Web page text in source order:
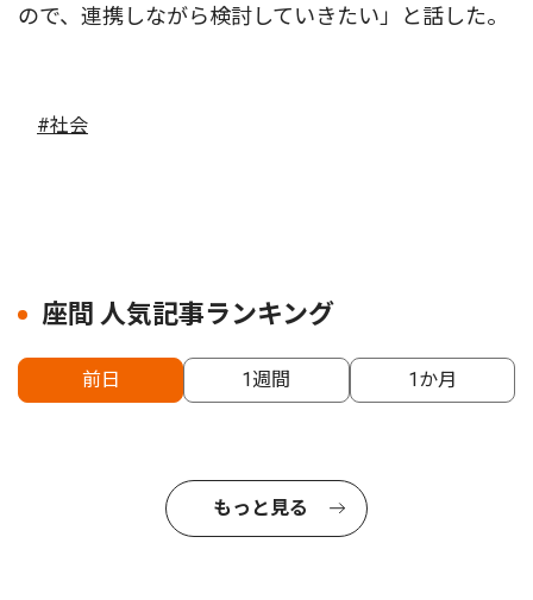
ので、連携しながら検討していきたい」と話した。
#社会
座間 人気記事ランキング
前日 1週間 1か月
もっと見る